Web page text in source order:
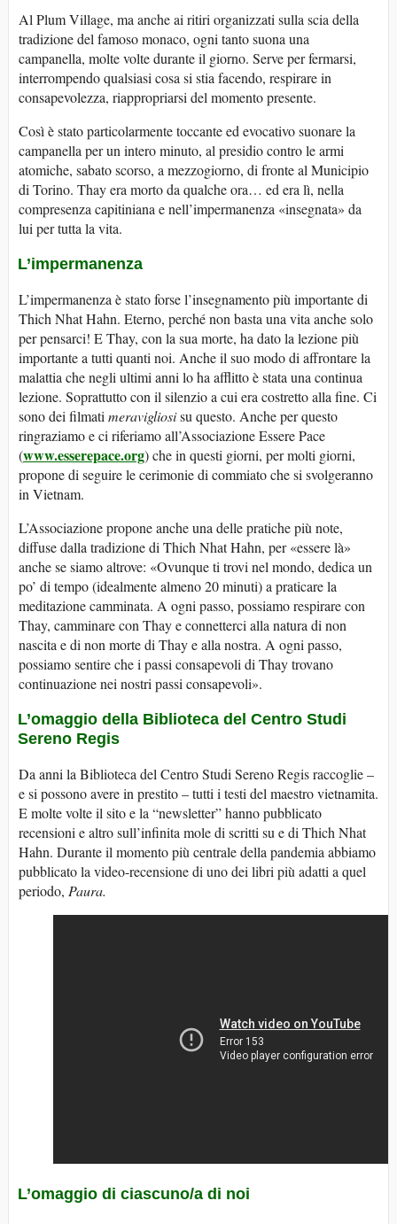
Al Plum Village, ma anche ai ritiri organizzati sulla scia della
tradizione del famoso monaco, ogni tanto suona una
campanella, molte volte durante il giorno. Serve per fermarsi,
interrompendo qualsiasi cosa si stia facendo, respirare in
consapevolezza, riappropriarsi del momento presente.
Così è stato particolarmente toccante ed evocativo suonare la
campanella per un intero minuto, al presidio contro le armi
atomiche, sabato scorso, a mezzogiorno, di fronte al Municipio
di Torino. Thay era morto da qualche ora… ed era lì, nella
compresenza capitiniana e nell’impermanenza «insegnata» da
lui per tutta la vita.
L’impermanenza
L’impermanenza è stato forse l’insegnamento più importante di
Thich Nhat Hahn. Eterno, perché non basta una vita anche solo
per pensarci! E Thay, con la sua morte, ha dato la lezione più
importante a tutti quanti noi. Anche il suo modo di affrontare la
malattia che negli ultimi anni lo ha afflitto è stata una continua
lezione. Soprattutto con il silenzio a cui era costretto alla fine. Ci
sono dei filmati meravigliosisu questo. Anche per questo
ringraziamo e ci riferiamo all’Associazione Essere Pace
(www.esserepace.org) che in questi giorni, per molti giorni,
propone di seguire le cerimonie di commiato che si svolgeranno
in Vietnam.
L’Associazione propone anche una delle pratiche più note,
diffuse dalla tradizione di Thich Nhat Hahn, per «essere là»
anche se siamo altrove: «Ovunque ti trovi nel mondo, dedica un
po’ di tempo (idealmente almeno 20 minuti) a praticare la
meditazione camminata. A ogni passo, possiamo respirare con
Thay, camminare con Thay e connetterci alla natura di non
nascita e di non morte di Thay e alla nostra. A ogni passo,
possiamo sentire che i passi consapevoli di Thay trovano
continuazione nei nostri passi consapevoli».
L’omaggio della Biblioteca del Centro Studi
Sereno Regis
Da anni la Biblioteca del Centro Studi Sereno Regis raccoglie –
e si possono avere in prestito – tutti i testi del maestro vietnamita.
E molte volte il sito e la “newsletter” hanno pubblicato
recensioni e altro sull’infinita mole di scritti su e di Thich Nhat
Hahn. Durante il momento più centrale della pandemia abbiamo
pubblicato la video-recensione di uno dei libri più adatti a quel
periodo, Paura.
L’omaggio di ciascuno/a di noi